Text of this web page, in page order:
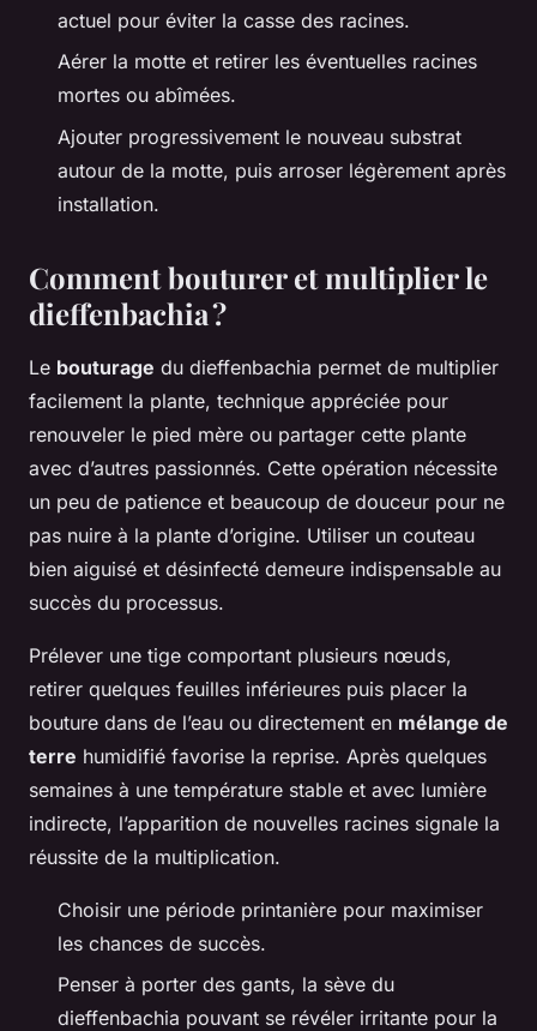
actuel pour éviter la casse des racines.
Aérer la motte et retirer les éventuelles racines
mortes ou abîmées.
Ajouter progressivement le nouveau substrat
autour de la motte, puis arroser légèrement après
installation.
Comment bouturer et multiplier le
dieffenbachia ?
Le bouturage du dieffenbachia permet de multiplier
facilement la plante, technique appréciée pour
renouveler le pied mère ou partager cette plante
avec d’autres passionnés. Cette opération nécessite
un peu de patience et beaucoup de douceur pour ne
pas nuire à la plante d’origine. Utiliser un couteau
bien aiguisé et désinfecté demeure indispensable au
succès du processus.
Prélever une tige comportant plusieurs nœuds,
retirer quelques feuilles inférieures puis placer la
bouture dans de l’eau ou directement en mélange de
terre humidifié favorise la reprise. Après quelques
semaines à une température stable et avec lumière
indirecte, l’apparition de nouvelles racines signale la
réussite de la multiplication.
Choisir une période printanière pour maximiser
les chances de succès.
Penser à porter des gants, la sève du
dieffenbachia pouvant se révéler irritante pour la